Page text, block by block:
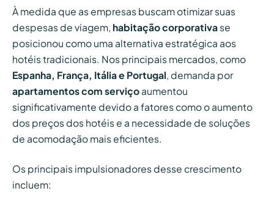
À medida que as empresas buscam otimizar suas
despesas de viagem, habitação corporativase
posicionou como uma alternativa estratégica aos
hotéis tradicionais. Nos principais mercados, como
Espanha, França, Itália e Portugal, demanda por
apartamentos com serviçoaumentou
significativamente devido a fatores como o aumento
dos preços dos hotéis e a necessidade de soluções
de acomodação mais eficientes.
Os principais impulsionadores desse crescimento
incluem: